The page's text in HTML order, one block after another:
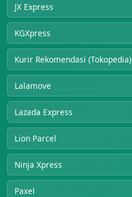
JX Express
KGXpress
Kurir Rekomendasi (Tokopedia)
Lalamove
Lazada Express
Lion Parcel
Ninja Xpress
Paxel